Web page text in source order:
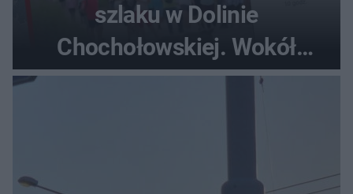
szlaku w Dolinie
Chochołowskiej. Wokół